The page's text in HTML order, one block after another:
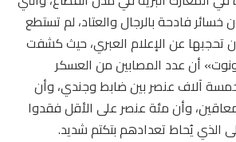
خسائر فادحة بالرجال والعتاد، لم تستطع
تحجبها عن الإعلام العبري، حيث كشفت
أن عدد المصابين من العسكر
آلاف عنصر بين ضابط وجندي، وأن
وأن مئة عنصر على الأقل فقدوا
الذي يُحاط تعدادهم بتكتم شديد.